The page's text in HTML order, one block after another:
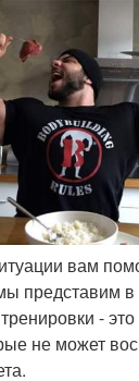
вам
представим в
-
не может